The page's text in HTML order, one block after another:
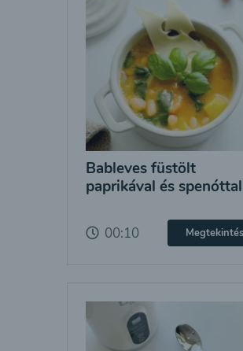
Bableves füstölt
paprikával és spenóttal
00:10